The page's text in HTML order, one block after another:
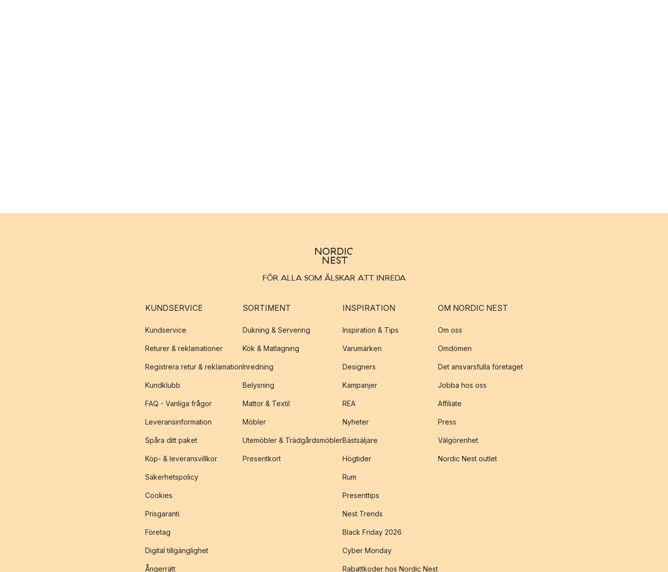
FÖR ALLA SOM ÄLSKAR ATT INREDA
KUNDSERVICE
Kundservice
Returer & reklamationer
Registrera retur & reklamation
Kundklubb
FAQ - Vanliga frågor
Leveransinformation
Spåra ditt paket
Köp- & leveransvillkor
Säkerhetspolicy
Cookies
Prisgaranti
Företag
Digital tillgänglighet
Ångerrätt
SORTIMENT
Dukning & Servering
Kök & Matlagning
Inredning
Belysning
Mattor & Textil
Möbler
Utemöbler & Trädgårdsmöbler
Presentkort
INSPIRATION
Inspiration & Tips
Varumärken
Designers
Kampanjer
REA
Nyheter
Bästsäljare
Högtider
Rum
Presenttips
Nest Trends
Black Friday 2026
Cyber Monday
Rabattkoder hos Nordic Nest
OM NORDIC NEST
Om oss
Omdömen
Det ansvarsfulla företaget
Jobba hos oss
Affiliate
Press
Välgörenhet
Nordic Nest outlet